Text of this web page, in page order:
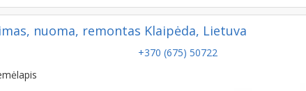
nuoma, remontas Klaipėda, Lietuva
+370 (675) 50722